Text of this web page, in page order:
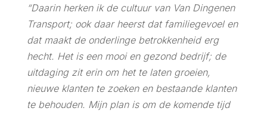
“Daarin herken ik de cultuur van Van Dingenen
Transport; ook daar heerst dat familiegevoel en
dat maakt de onderlinge betrokkenheid erg
hecht. Het is een mooi en gezond bedrijf; de
uitdaging zit erin om het te laten groeien,
nieuwe klanten te zoeken en bestaande klanten
te behouden. Mijn plan is om de komende tijd